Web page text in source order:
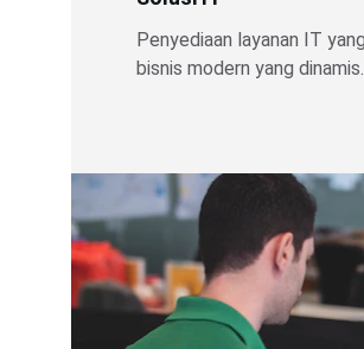
Penyediaan layanan IT
bisnis modern yang dinamis.